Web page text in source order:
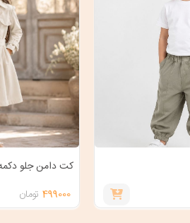
کت دامن جلو
499000 تومان